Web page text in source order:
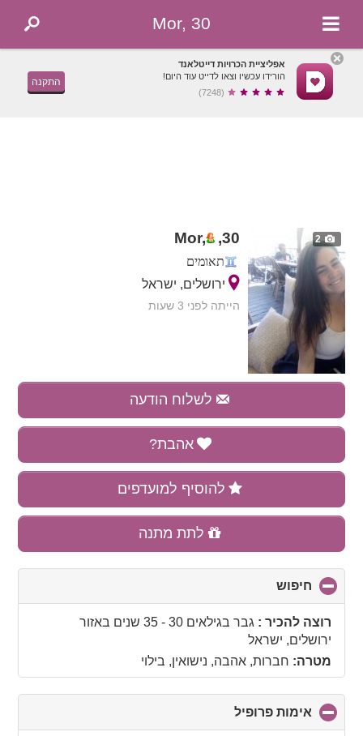
Mor, 30
אפליציית הכרויות דייטלאנד
הורידו עכשיו וצאו לדייט עוד היום!
(7248)
התקנה
2
Mor, ,30
תאומים
ירושלים, ישראל
הייתה לפני 3 שעות
לשלוח הודעה
אהבת?
להוסיף למועדפים
לתת מתנה
חיפוש
to
collapse
contents
רוצה להכיר : גבר בגילאים 30 - 35 שנים
באזור
ירושלים, ישראל
מטרה: חברות, אהבה, נישואין, בילוי
אימות פרופיל
to